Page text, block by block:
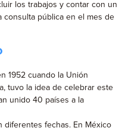
los trabajos y contar con un
consulta pública en el mes de
1952 cuando la Unión
tuvo la idea de celebrar este
unido 40 países a la
diferentes fechas. En México